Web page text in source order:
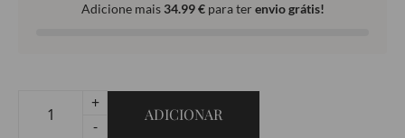
Adicione mais 34.99€para terenvio grátis!
Quantidade
+
-
ADICIONAR